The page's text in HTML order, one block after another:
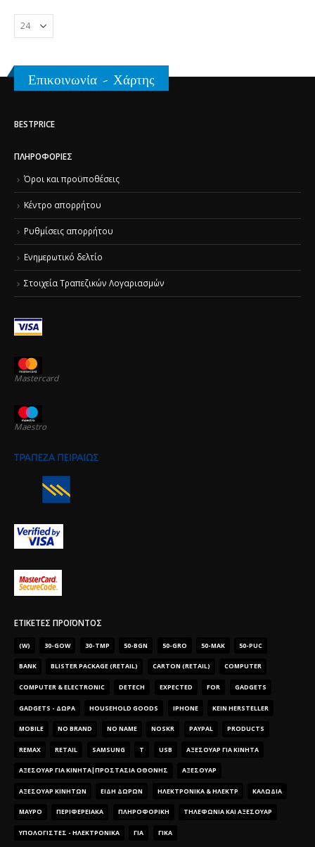
Επικοινωνία - Χάρτης
BESTPRICE
ΠΛΗΡΟΦΟΡΊΕΣ
Όροι και προϋποθέσεις
Κέντρο απορρήτου
Ρυθμίσεις απορρήτου
Ενημερωτικό δελτίο
Στοιχεία Τραπεζικών Λογαριασμών
Mastercard
Maestro
ΕΤΙΚΈΤΕΣ ΠΡΟΪΌΝΤΟΣ
(W) 30-GOW 30-TMP 50-BGN 50-GRO 50-MAK 50-PUC
BANK BLISTER PACKAGE (RETAIL) CARTON (RETAIL) COMPUTER
COMPUTER & ELECTRONIC DETECH EXPECTED FOR GADGETS
GADGETS - ΔΏΡΑ HOUSEHOLD GOODS IPHONE KEIN HERSTELLER
MOBILE NO BRAND NO NAME NOSKR PAYPAL PRODUCTS
REMAX RETAIL SAMSUNG T USB ΑΞΕΣΟΥΑΡ ΓΙΑ ΚΙΝΗΤΑ
ΑΞΕΣΟΥΑΡ ΓΙΑ ΚΙΝΗΤΑ|ΠΡΟΣΤΑΣΊΑ ΟΘΌΝΗΣ ΑΞΕΣΟΥΆΡ
ΑΞΕΣΟΥΆΡ ΚΙΝΗΤΏΝ ΕΊΔΗ ΔΏΡΩΝ ΗΛΕΚΤΡΟΝΙΚΆ & ΗΛΕΚΤΡ ΚΑΛΏΔΙΑ
ΜΑΎΡΟ ΠΕΡΙΦΕΡΕΙΑΚΆ ΠΛΗΡΟΦΟΡΙΚΉ ΤΗΛΕΦΩΝΊΑ ΚΑΙ ΑΞΕΣΟΥΆΡ
ΥΠΟΛΟΓΙΣΤΈΣ - ΗΛΕΚΤΡΟΝΙΚΆ ΓΙΑ ΓΙΚΆ